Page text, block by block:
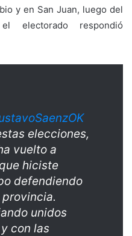
y en San Juan, luego del
electorado respondió
elecciones,
vuelto a
hiciste
defendiendo
unidos
con las